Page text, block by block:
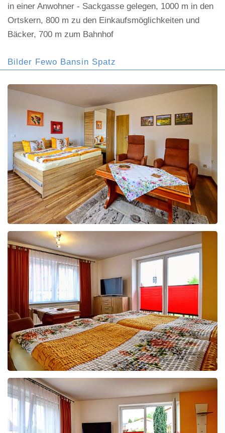
in einer Anwohner - Sackgasse gelegen, 1000 m in den
Ortskern, 800 m zu den Einkaufsmöglichkeiten und
Bäcker, 700 m zum Bahnhof
Bilder Fewo Bansin Spatz